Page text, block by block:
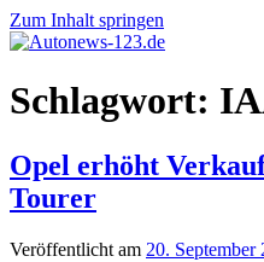
Zum Inhalt springen
Autonews-
123.de
Autonews
mit
Schlagwort:
Opel erhöht
Tourer
Veröffentlicht am 20. September